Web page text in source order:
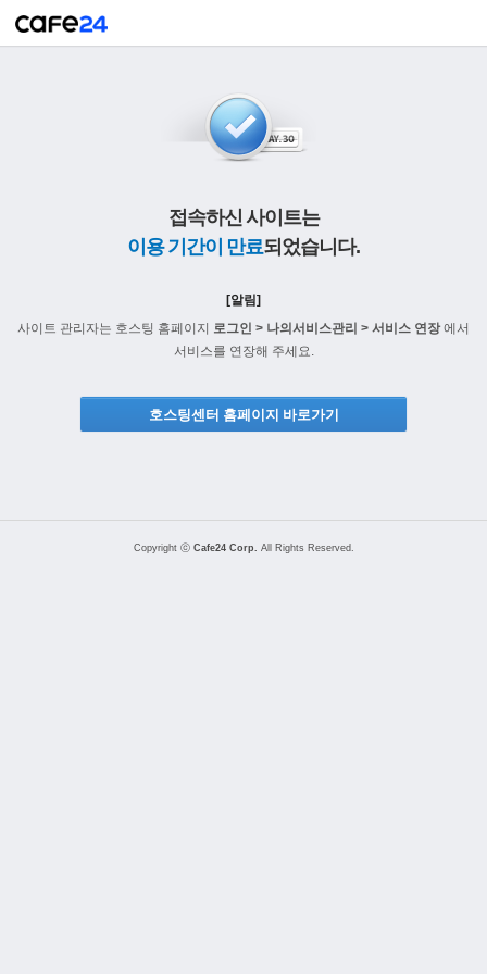
접속하신 사이트는
이용 기간이 만료되었습니다.
[알림]
사이트 관리자는 호스팅 홈페이지 로그인 > 나의서비스관리 > 서비스 연장에서
서비스를 연장해 주세요.
호스팅센터 홈페이지 바로가기
Copyright ⓒ Cafe24 Corp. All Rights Reserved.